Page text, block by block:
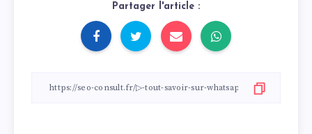
Partager l'article :